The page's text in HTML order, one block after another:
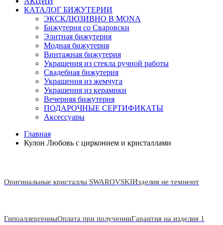
КАТАЛОГ БИЖУТЕРИИ
ЭКСКЛЮЗИВНО В MONA
Бижутерия со Сваровски
Элитная бижутерия
Модная бижутерия
Винтажная бижутерия
Украшения из стекла ручной работы
Свадебная бижутерия
Украшения из жемчуга
Украшения из керамики
Вечерняя бижутерия
ПОДАРОЧНЫЕ СЕРТИФИКАТЫ
Аксессуары
Главная
Кулон Любовь с цирконием и кристаллами
Оригинальные кристаллы SWAROVSKIИзделия не темнеют
ГипоаллергенныОплата при полученииГарантия на изделия 1